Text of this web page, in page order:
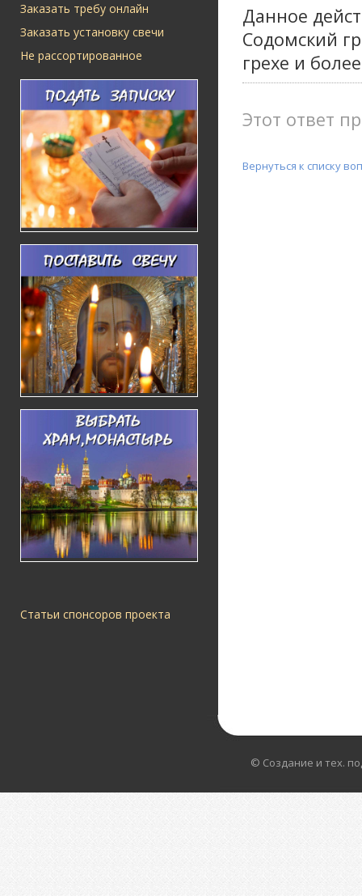
Заказать требу онлайн
Заказать установку свечи
Не рассортированное
Статьи спонсоров проекта
Данное
Содомский
грехе и
Этот ответ
Вернуться к списку
© Создание и тех.